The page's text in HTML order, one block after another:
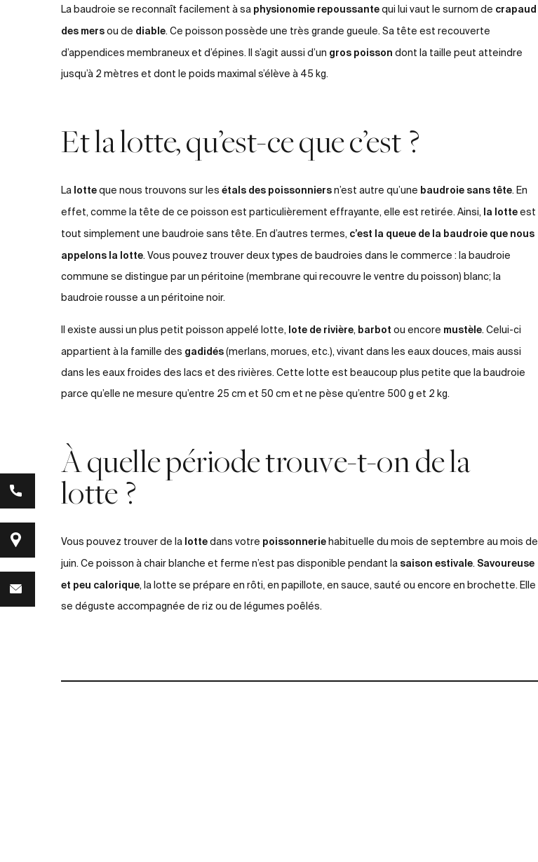
La baudroie se reconnaît facilement à sa physionomie repoussante qui lui vaut le surnom de crapaud
des mers ou de diable. Ce poisson possède une très grande gueule. Sa tête est recouverte
d’appendices membraneux et d’épines. Il s’agit aussi d’un gros poisson dont la taille peut atteindre
jusqu’à 2 mètres et dont le poids maximal s’élève à 45 kg.
Et la lotte, qu’est-ce que c’est ?
La lotte que nous trouvons sur les étals des poissonniers n’est autre qu’une baudroie sans tête. En
effet, comme la tête de ce poisson est particulièrement effrayante, elle est retirée. Ainsi, la lotte est
tout simplement une baudroie sans tête. En d’autres termes, c’est la queue de la baudroie que nous
appelons la lotte. Vous pouvez trouver deux types de baudroies dans le commerce : la baudroie
commune se distingue par un péritoine (membrane qui recouvre le ventre du poisson) blanc; la
baudroie rousse a un péritoine noir.
Il existe aussi un plus petit poisson appelé lotte, lote de rivière, barbot ou encore mustèle. Celui-ci
appartient à la famille des gadidés (merlans, morues, etc.), vivant dans les eaux douces, mais aussi
dans les eaux froides des lacs et des rivières. Cette lotte est beaucoup plus petite que la baudroie
parce qu’elle ne mesure qu’entre 25 cm et 50 cm et ne pèse qu’entre 500 g et 2 kg.
À quelle période trouve-t-on de la
lotte ?
Vous pouvez trouver de la lotte dans votre poissonnerie habituelle du mois de septembre au mois de
juin. Ce poisson à chair blanche et ferme n’est pas disponible pendant la saison estivale. Savoureuse
et peu calorique, la lotte se prépare en rôti, en papillote, en sauce, sauté ou encore en brochette. Elle
se déguste accompagnée de riz ou de légumes poêlés.